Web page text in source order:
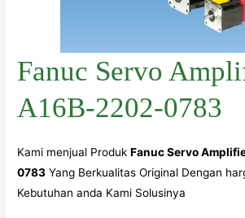
Fanuc Servo
A16B-2202-0783
Kami menjual ProdukFanuc Servo
0783 Yang Berkualitas Original Dengan
Kebutuhan anda Kami Solusinya